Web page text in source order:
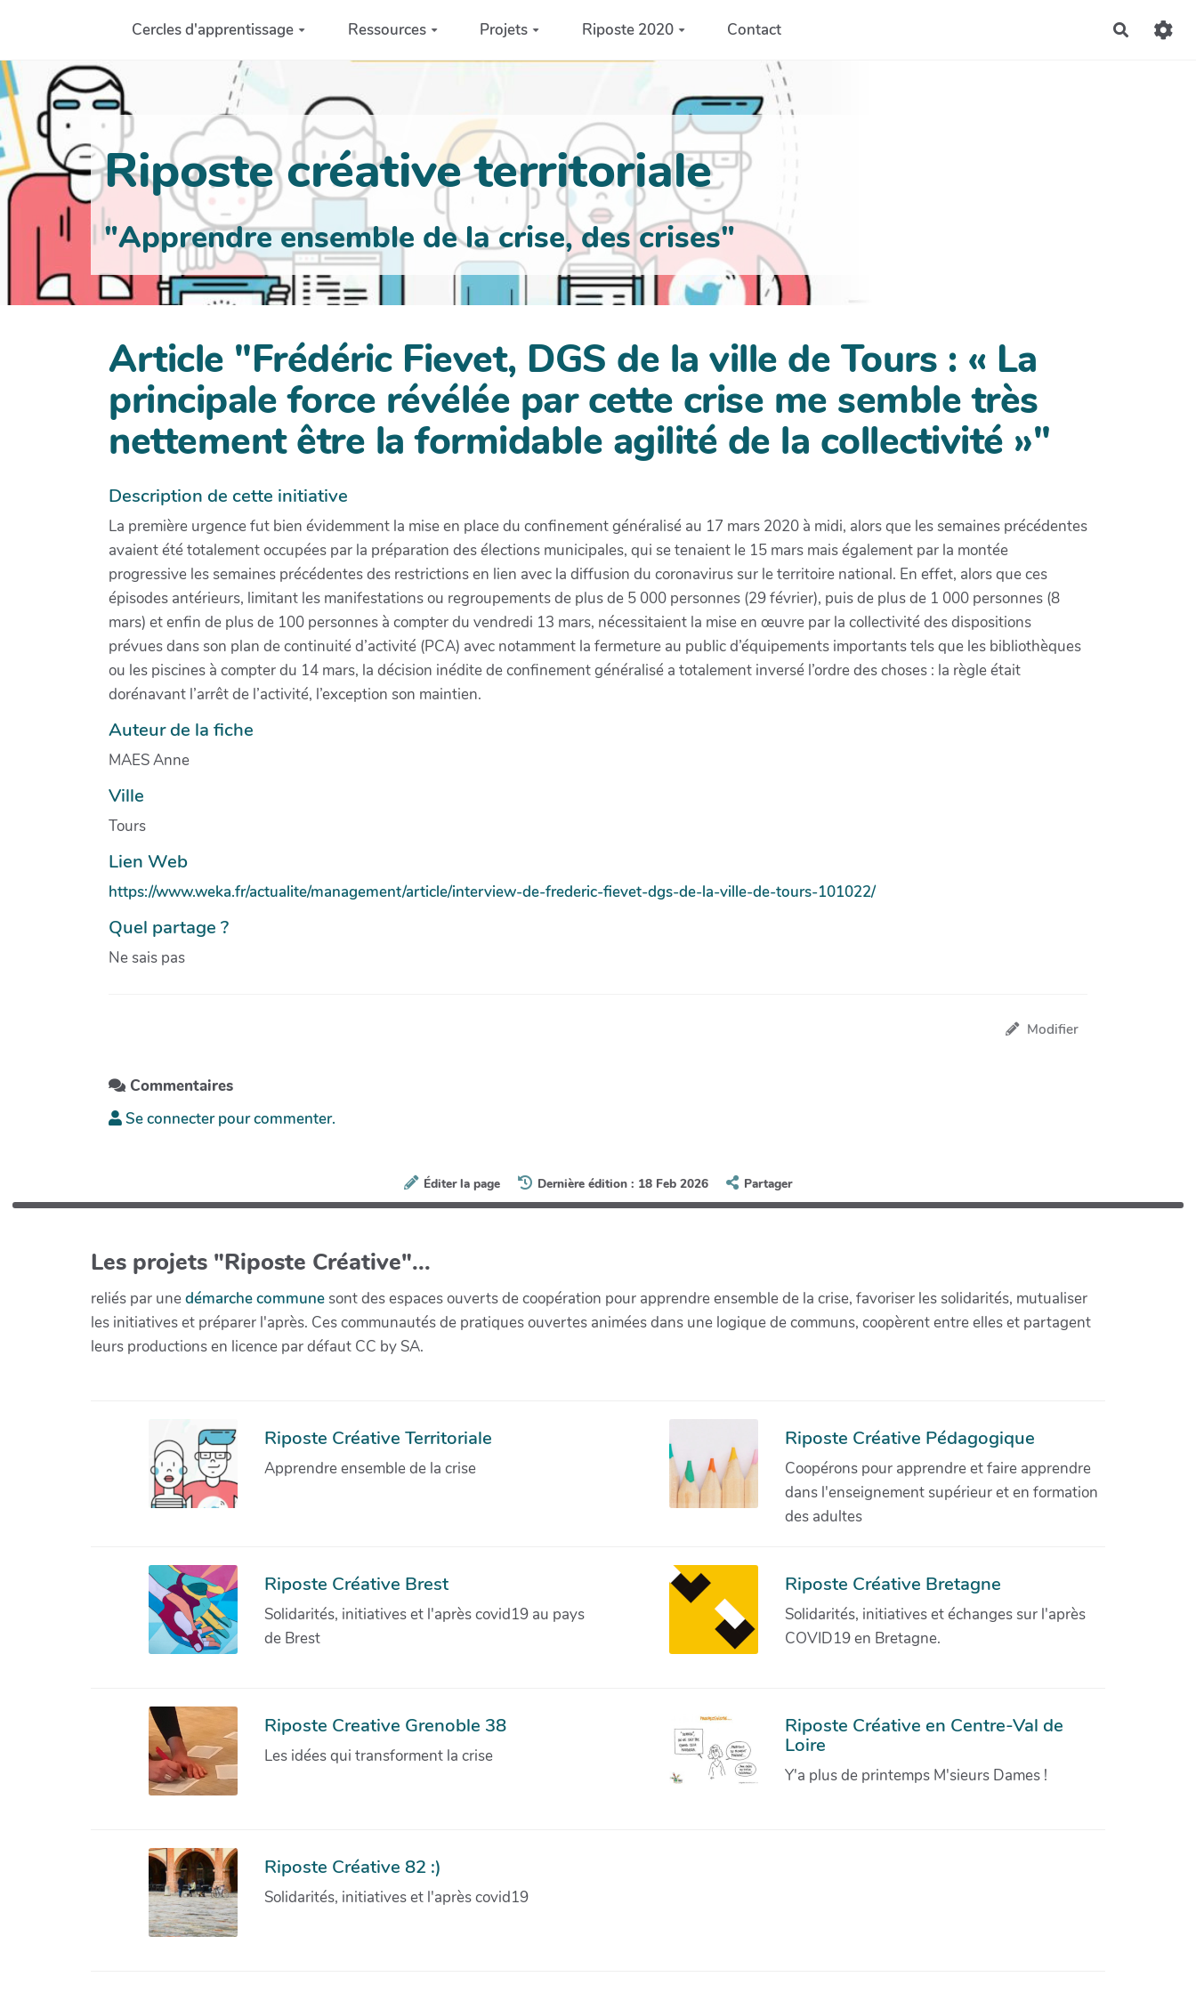
Aller au contenu principalCercles d'apprentissage Ressources Projets Riposte 2020 Contact
Riposte créative territoriale
"Apprendre ensemble de la crise, des crises"
Article "Frédéric Fievet, DGS de la ville de Tours : « La
principale force révélée par cette crise me semble très
nettement être la formidable agilité de la collectivité »"
Description de cette initiative
La première urgence fut bien évidemment la mise en place du confinement généralisé au 17 mars 2020 à midi, alors que les semaines précédentes
avaient été totalement occupées par la préparation des élections municipales, qui se tenaient le 15 mars mais également par la montée
progressive les semaines précédentes des restrictions en lien avec la diffusion du coronavirus sur le territoire national. En effet, alors que ces
épisodes antérieurs, limitant les manifestations ou regroupements de plus de 5 000 personnes (29 février), puis de plus de 1 000 personnes (8
mars) et enfin de plus de 100 personnes à compter du vendredi 13 mars, nécessitaient la mise en œuvre par la collectivité des dispositions
prévues dans son plan de continuité d’activité (PCA) avec notamment la fermeture au public d’équipements importants tels que les bibliothèques
ou les piscines à compter du 14 mars, la décision inédite de confinement généralisé a totalement inversé l’ordre des choses : la règle était
dorénavant l’arrêt de l’activité, l’exception son maintien.
Auteur de la fiche
MAES Anne
Ville
Tours
Lien Web
https://www.weka.fr/actualite/management/article/interview-de-frederic-fievet-dgs-de-la-ville-de-tours-101022/
Quel partage ?
Ne sais pas
Modifier
Commentaires
Se connecter pour commenter.
Éditer la page Dernière édition : 18 Feb 2026 Partager
Les projets "Riposte Créative"...
reliés par unedémarche communesont des espaces ouverts de coopération pour apprendre ensemble de la crise, favoriser les solidarités, mutualiser
les initiatives et préparer l'après. Ces communautés de pratiques ouvertes animées dans une logique de communs, coopèrent entre elles et partagent
leurs productions en licence par défaut CC by SA.
Riposte Créative Territoriale
Apprendre ensemble de la crise
Riposte Créative Pédagogique
Coopérons pour apprendre et faire apprendre
dans l'enseignement supérieur et en formation
des adultes
Riposte Créative Brest
Solidarités, initiatives et l'après covid19 au pays
de Brest
Riposte Créative Bretagne
Solidarités, initiatives et échanges sur l'après
COVID19 en Bretagne.
Riposte Creative Grenoble 38
Les idées qui transforment la crise
Riposte Créative en Centre-Val de
Loire
Y'a plus de printemps M'sieurs Dames !
Riposte Créative 82 :)
Solidarités, initiatives et l'après covid19